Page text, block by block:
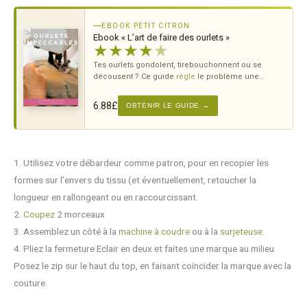
EBOOK PETIT CITRON
Ebook « L’art de faire des ourlets »
★★★★★
Tes ourlets gondolent, tirebouchonnent ou se
décousent ? Ce guide règle le problème une
machines.
6.88£ OBTENIR LE GUIDE →
1. Utilisez votre débardeur comme patron, pour en recopier les
formes sur l’envers du tissu (et éventuellement, retoucher la
longueur en rallongeant ou en raccourcissant.
2. Coupez 2 morceaux
3. Assemblez un côté à la machine à coudre ou à la surjeteuse
4. Pliez la fermeture Eclair en deux et faites une marque au milieu.
Posez le zip sur le haut du top, en faisant coïncider la marque avec la
couture.